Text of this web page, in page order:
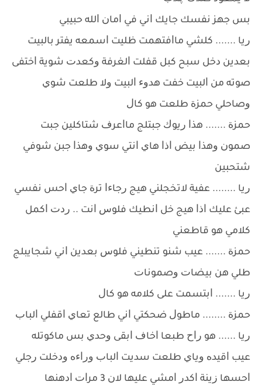
ﺑﺲ ﺟﻬﺰ ﻧﻔﺴﻚ ﺟﺎﻳﻚ ﺍﻧﻲ ﻓﻲ ﺍﻣﺎﻥ ﺍﻟﻠﻪ ﺣﺒﻴﺒﻲ
ﺭﻳﺎ ....... ﻛﻠﺸﻲ ﻣﺎﺍﻓﺘﻬﻤﺖ ﻇﻠﻴﺖ ﺍﺳﻤﻌﻪ ﻳﻔﺘﺮ ﺑﺎﻟﺒﻴﺖ
ﺑﻌﺪﻳﻦ ﺩﺧﻞ ﺳﺒﺢ ﻛﺒﻞ ﻗﻔﻠﺖ ﺍﻟﻐﺮﻓﺔ ﻭﻛﻌﺪﺕ ﺷﻮﻳﺔ ﺍﺧﺘﻔﻰ
ﺻﻮﺗﻪ ﻣﻦ ﺍﻟﺒﻴﺖ ﺧﻔﺖ ﻫﺪﻭﺀ ﺍﻟﺒﻴﺖ ﻭﻻ ﻃﻠﻌﺖ ﺷﻮﻱ
ﻭﺻﺎﺣﻠﻲ ﺣﻤﺰﺓ ﻃﻠﻌﺖ ﻫﻮ ﻛﺎﻝ
ﺣﻤﺰﺓ ....... ﻫﺬﺍ ﺭﻳﻮﻙ ﺟﺒﺘﻠﺞ ﻣﺎﺍﻋﺮﻑ ﺷﺘﺎﻛﻠﻴﻦ ﺟﺒﺖ
ﺻﻤﻮﻥ ﻭﻫﺬﺍ ﺑﻴﺾ ﺍﺫﺍ ﻫﺎﻱ ﺍﻧﺘﻲ ﺳﻮﻱ ﻭﻫﺬﺍ ﺟﺒﻦ ﺷﻮﻓﻲ
ﺷﺘﺤﺒﻴﻦ
ﺭﻳﺎ ........ ﻋﻔﻴﺔ ﻻﺗﺨﺠﻠﻨﻲ ﻫﻴﺞ ﺭﺟﺎﺀﺍ ﺗﺮﺓ ﺟﺎﻱ ﺍﺣﺲ ﻧﻔﺴﻲ
ﻋﺒﺊ ﻋﻠﻴﻚ ﺍﺫﺍ ﻫﻴﺞ ﺧﻞ ﺍﻧﻄﻴﻚ ﻓﻠﻮﺱ ﺍﻧﺖ .. ﺭﺩﺕ ﺍﻛﻤﻞ
ﻛﻼﻣﻲ ﻫﻮ ﻗﺎﻃﻌﻨﻲ
ﺣﻤﺰﺓ ....... ﻋﻴﺐ ﺷﻨﻮ ﺗﻨﻄﻴﻨﻲ ﻓﻠﻮﺱ ﺑﻌﺪﻳﻦ ﺍﻧﻲ ﺷﺠﺎﻳﺒﻠﺞ
ﻃﻠﻲ ﻫﻦ ﺑﻴﻀﺎﺕ ﻭﺻﻤﻮﻧﺎﺕ
ﺭﻳﺎ ....... ﺍﺑﺘﺴﻤﺖ ﻋﻠﻰ ﻛﻼﻣﻪ ﻫﻮ ﻛﺎﻝ
ﺣﻤﺰﺓ ........ ﻣﺎﻃﻮﻝ ﺿﺤﻜﺘﻲ ﺍﻧﻲ ﻃﺎﻟﻊ ﺗﻌﺎﻱ ﺍﻗﻔﻠﻲ ﺍﻟﺒﺎﺏ
ﺭﻳﺎ ...... ﻫﻮ ﺭﺍﺡ ﻃﺒﻌﺎ ﺍﺧﺎﻑ ﺍﺑﻘﻰ ﻭﺣﺪﻱ ﺑﺲ ﻣﺎﻛﻮﺗﻠﻪ
ﻋﻴﺐ ﺍﻗﻴﺪﻩ ﻭﻳﺎﻱ ﻃﻠﻌﺖ ﺳﺪﻳﺖ ﺍﻟﺒﺎﺏ ﻭﺭﺍﺀﻩ ﻭﺩﺧﻠﺖ ﺭﺟﻠﻲ
ﺍﺣﺴﻬﺎ ﺯﻳﻨﺔ ﺍﻛﺪﺭ ﺍﻣﺸﻲ ﻋﻠﻴﻬﺎ ﻻﻥ 3 ﻣﺮﺍﺕ ﺍﺩﻫﻨﻬﺎ